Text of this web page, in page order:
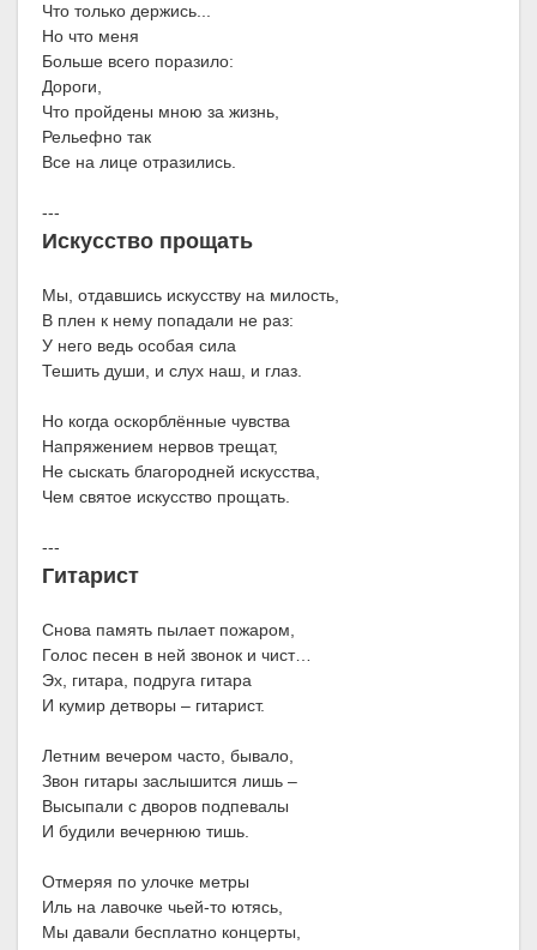
Что только держись...
Но что меня
Больше всего поразило:
Дороги,
Что пройдены мною за жизнь,
Рельефно так
Все на лице отразились.
---
Искусство прощать
Мы, отдавшись искусству на милость,
В плен к нему попадали не раз:
У него ведь особая сила
Тешить души, и слух наш, и глаз.
Но когда оскорблённые чувства
Напряжением нервов трещат,
Не сыскать благородней искусства,
Чем святое искусство прощать.
---
Гитарист
Снова память пылает пожаром,
Голос песен в ней звонок и чист…
Эх, гитара, подруга гитара
И кумир детворы – гитарист.
Летним вечером часто, бывало,
Звон гитары заслышится лишь –
Высыпали с дворов подпевалы
И будили вечернюю тишь.
Отмеряя по улочке метры
Иль на лавочке чьей-то ютясь,
Мы давали бесплатно концерты,